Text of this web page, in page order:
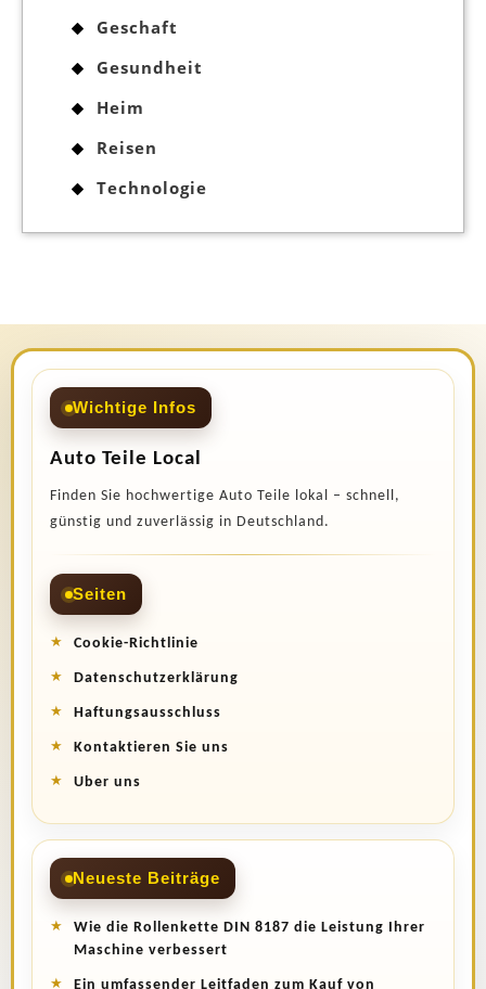
Geschaft
Gesundheit
Heim
Reisen
Technologie
Wichtige Infos
Auto Teile Local
Finden Sie hochwertige Auto Teile lokal – schnell,
günstig und zuverlässig in Deutschland.
Seiten
Cookie-Richtlinie
Datenschutzerklärung
Haftungsausschluss
Kontaktieren Sie uns
Uber uns
Neueste Beiträge
Wie die Rollenkette DIN 8187 die Leistung Ihrer
Maschine verbessert
Ein umfassender Leitfaden zum Kauf von